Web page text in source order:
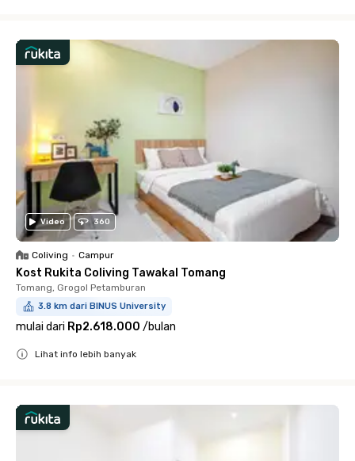
Video 360
Coliving • Campur
Kost Rukita Coliving Tawakal Tomang
Tomang, Grogol Petamburan
3.8 km dari BINUS University
mulai dari Rp2.618.000 /bulan
Lihat info lebih banyak